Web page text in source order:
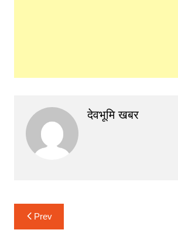
देवभूमि खबर
Post
navigation
Prev